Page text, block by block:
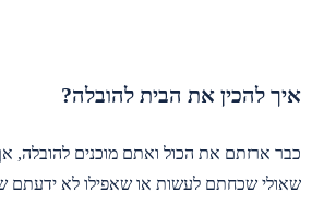
איך להכין את הבית להובלה?
כבר ארזתם את הכול ואתם מוכנים להובלה,
שאולי שכחתם לעשות או שאפילו לא ידעתם